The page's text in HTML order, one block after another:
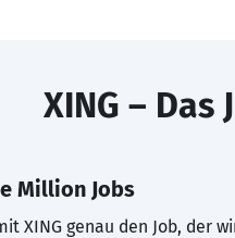
XING –
Million Jobs
XING genau den Job, der